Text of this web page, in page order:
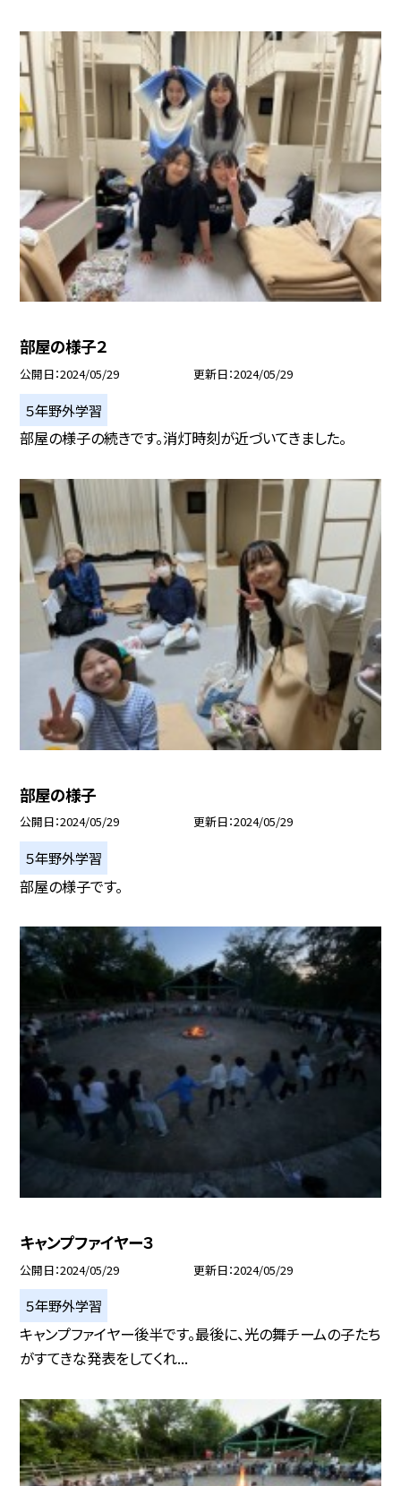
部屋の様子２
公開日 2024/05/29 更新日 2024/05/29
５年野外学習
部屋の様子の続きです。消灯時刻が近づいてきました。
部屋の様子
公開日 2024/05/29 更新日 2024/05/29
５年野外学習
部屋の様子です。
キャンプファイヤー３
公開日 2024/05/29 更新日 2024/05/29
５年野外学習
キャンプファイヤー後半です。最後に、光の舞チームの子たち
がすてきな発表をしてくれ...